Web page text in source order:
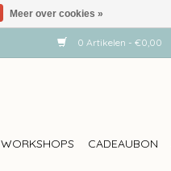
0 Artikelen - €0,00
WORKSHOPS CADEAUBON
Meer over cookies »